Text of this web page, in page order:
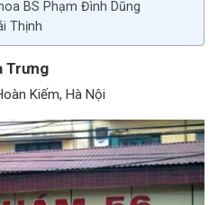
BS Phạm Đình Dũng
Thịnh
Trưng
Kiếm, Hà Nội